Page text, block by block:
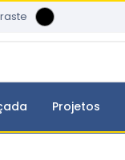
Projetos